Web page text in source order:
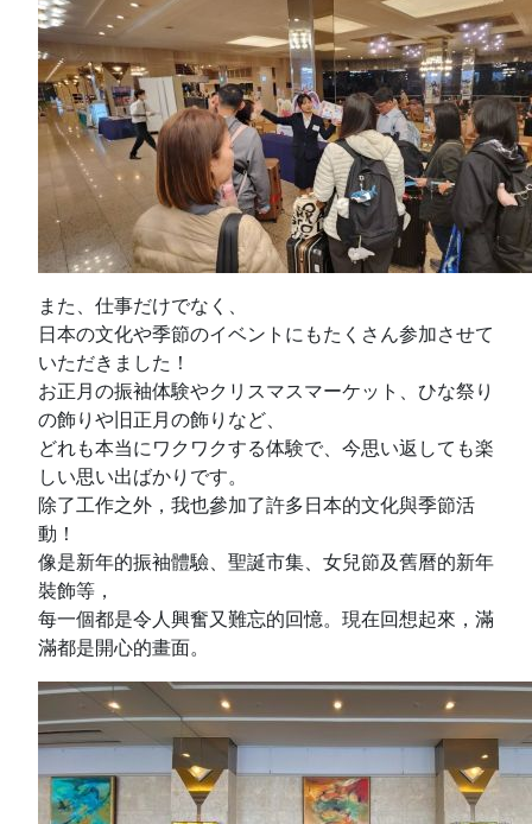
また、仕事だけでなく、
日本の文化や季節のイベントにもたくさん参加させて
いただきました！
お正月の振袖体験やクリスマスマーケット、ひな祭り
の飾りや旧正月の飾りなど、
どれも本当にワクワクする体験で、今思い返しても楽
しい思い出ばかりです。
除了工作之外，我也參加了許多日本的文化與季節活
動！
像是新年的振袖體驗、聖誕市集、女兒節及舊曆的新年
裝飾等，
每一個都是令人興奮又難忘的回憶。現在回想起來，滿
滿都是開心的畫面。